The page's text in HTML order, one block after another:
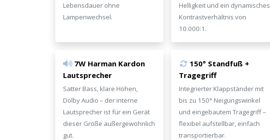
Lebensdauer ohne
Lampenwechsel.
Helligkeit und ein dynamisches
Kontrastverhältnis von
10.000:1.
7W Harman Kardon
Lautsprecher
Satter Bass, klare Höhen,
Dolby Audio – der interne
Lautsprecher ist für ein Gerät
dieser Größe außergewöhnlich
gut.
150° Standfuß +
Tragegriff
Integrierter Klappständer mit
bis zu 150° Neigungswinkel
und eingebautem Tragegriff –
flexibel aufstellbar, einfach
transportierbar.